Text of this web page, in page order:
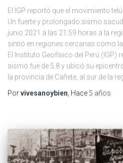
El IGP reportó que el movimiento
Un fuerte y prolongado sismo
junio 2021 a las 21:59 horas a la
sintió en regiones cercanas como la
El Instituto Geofísico del Perú (IGP)
sismo fue de 5.8 y ubicó su
la provincia de Cañete, al sur de la
Porvivesanoybien , Hace 5 años